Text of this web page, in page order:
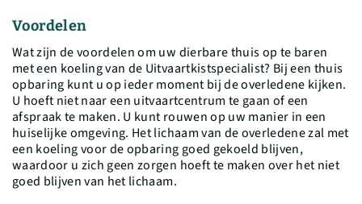
Voordelen
Wat zijn de voordelen om uw dierbare thuis op te baren
met een koeling van de Uitvaartkistspecialist? Bij een thuis
opbaring kunt u op ieder moment bij de overledene kijken.
U hoeft niet naar een uitvaartcentrum te gaan of een
afspraak te maken. U kunt rouwen op uw manier in een
huiselijke omgeving. Het lichaam van de overledene zal met
een koeling voor de opbaring goed gekoeld blijven,
waardoor u zich geen zorgen hoeft te maken over het niet
goed blijven van het lichaam.